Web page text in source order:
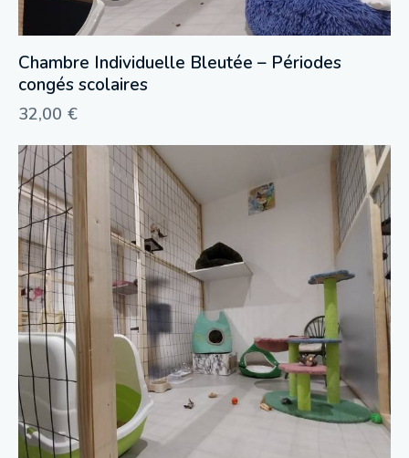
Chambre Individuelle Bleutée – Périodes
congés scolaires
32,00 €